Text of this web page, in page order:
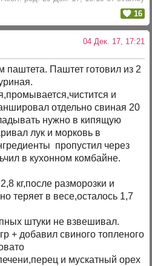
16
04 Дек. 17, 17:21
паштета. Паштет готовил из 2
и
отдельно свиная 20
нужно в кипящую
лук и морковь в
пропустил через
в кухонном комбайне.
кг,после разморозки и
теряет в весе,осталось 1,7
штуки не взвешивал.
+ добавил свиного топленого
и мускатный орех